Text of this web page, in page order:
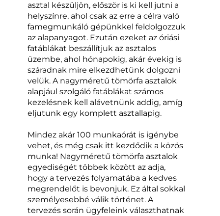
asztal készüljön, először is ki kell jutni a
helyszínre, ahol csak az erre a célra való
famegmunkáló gépünkkel feldolgozzuk
az alapanyagot. Ezután ezeket az óriási
fatáblákat beszállítjuk az asztalos
üzembe, ahol hónapokig, akár évekig is
száradnak mire elkezdhetünk dolgozni
velük. A nagyméretű tömörfa asztalok
alapjául szolgáló fatáblákat számos
kezelésnek kell alávetnünk addig, amíg
eljutunk egy komplett asztallapig.
Mindez akár 100 munkaórát is igénybe
vehet, és még csak itt kezdődik a közös
munka! Nagyméretű tömörfa asztalok
egyediségét többek között az adja,
hogy a tervezés folyamatába a kedves
megrendelőt is bevonjuk. Ez által sokkal
személyesebbé válik történet. A
tervezés során ügyfeleink választhatnak